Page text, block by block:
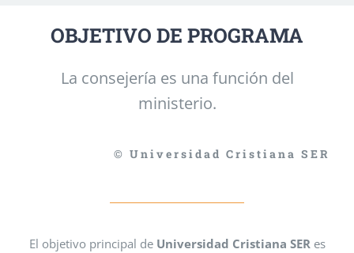
OBJETIVO DE PROGRAMA
La consejería es una función del
ministerio.
© Universidad Cristiana SER
El objetivo principal de Universidad Cristiana SERes